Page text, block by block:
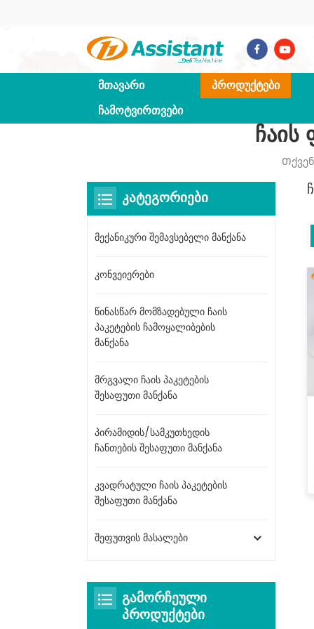
ᲛᲗᲐᲕᲐᲠᲘ ᲞᲠᲝᲓᲣᲥᲢᲔᲑᲘ
ᲩᲐᲛᲝᲢᲕᲘᲠᲗᲕᲔᲑᲘ
Ჩაის
ᲙᲐᲢᲔᲒᲝᲠᲘᲔᲑᲘ
მექანიკური შემავსებელი მანქანა
კონვეიერები
წინასწარ მომზადებული ჩაის
პაკეტების ჩამოყალიბების
მანქანა
მრგვალი ჩაის პაკეტების
შესაფუთი მანქანა
პირამიდის/სამკუთხედის
ჩანთების შესაფუთი მანქანა
კვადრატული ჩაის პაკეტების
შესაფუთი მანქანა
შეფუთვის მასალები
ᲒᲐᲛᲝᲠᲩᲔᲣᲚᲘ
ᲞᲠᲝᲓᲣᲥᲢᲔᲑᲘ